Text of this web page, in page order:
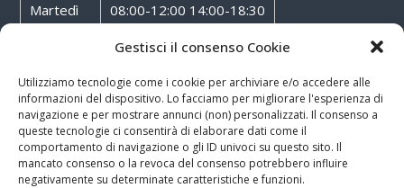
Gestisci il consenso Cookie
Utilizziamo tecnologie come i cookie per archiviare e/o accedere alle
informazioni del dispositivo. Lo facciamo per migliorare l'esperienza di
navigazione e per mostrare annunci (non) personalizzati. Il consenso a
queste tecnologie ci consentirà di elaborare dati come il
comportamento di navigazione o gli ID univoci su questo sito. Il
mancato consenso o la revoca del consenso potrebbero influire
negativamente su determinate caratteristiche e funzioni.
Martedì
08:00-12:00 14:00-18:30
08:00-12:00 14:00-18:30
Giovedì
08:00-12:00 14:00-18:30
Venerdì
08:00-12:00 14:00-18:30
Sabato
08:00-12:00